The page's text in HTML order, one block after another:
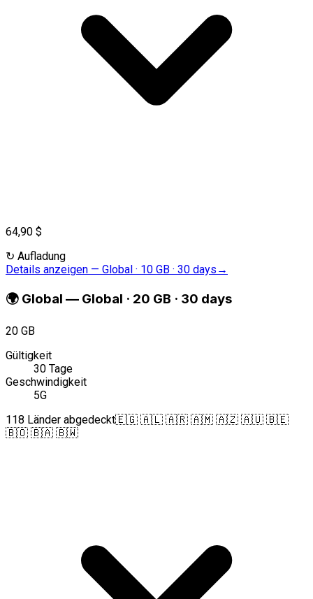
64,90 $
↻ Aufladung
Details anzeigen — Global · 10 GB · 30 days →
🌍 Global — Global · 20 GB · 30 days
20 GB
Gültigkeit
30 Tage
Geschwindigkeit
5G
118 Länder abgedeckt🇪🇬 🇦🇱 🇦🇷 🇦🇲 🇦🇿 🇦🇺 🇧🇪
🇧🇴 🇧🇦 🇧🇼